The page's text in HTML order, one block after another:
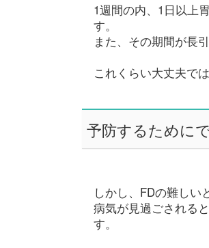
1週間の内、1日以上
す。
また、その期間が長
これくらい大丈夫で
予防するために
しかし、FDの難しい
病気が見過ごされる
す。